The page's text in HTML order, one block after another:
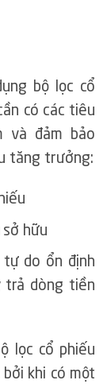
bộ lọc cổ
có các tiêu
và đảm bảo
tăng trưởng:
sở hữu
tự do ổn định
trả dòng tiền
lọc cổ phiếu
khi có một